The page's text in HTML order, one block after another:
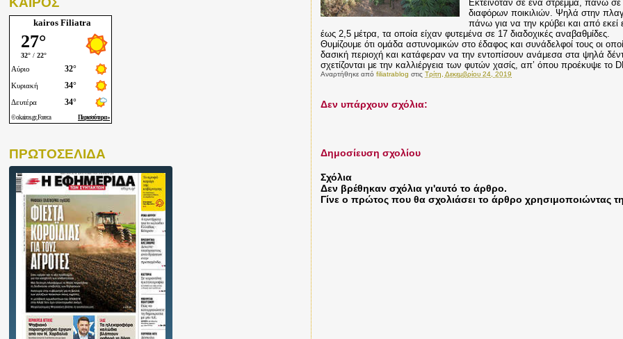
Εκτεινόταν σε ένα στρέμμα, πάνω σε
διαφόρων ποικιλιών. Ψηλά στην
πάνω για να την κρύβει και από εκεί
έως 2,5 μέτρα, ταοποία είχαν φυτεμένα σε 17 διαδοχικές αναβαθμίδες.
Θυμίζουμε ότι ομάδα αστυνομικών στο έδαφος και συνάδελφοί τους οι
δασική περιοχή και κατάφεραν να την εντοπίσουν ανάμεσα στα ψηλά
σχετίζονται με την καλλιέργεια των φυτών χασίς, απ’ όπου προέκυψε το
Αναρτήθηκε απόfiliatrablog στιςΤρίτη, Δεκεμβρίου 24, 2019
Δεν υπάρχουν σχόλια:
Δημοσίευση σχολίου
Σχόλια
Δεν βρέθηκαν σχόλια γι'αυτό το άρθρο.
Γίνε ο πρώτος που θα σχολιάσει το άρθρο χρησιμοποιώντας
kairos Filiatra
ΠΡΩΤΟΣΕΛΙΔΑ